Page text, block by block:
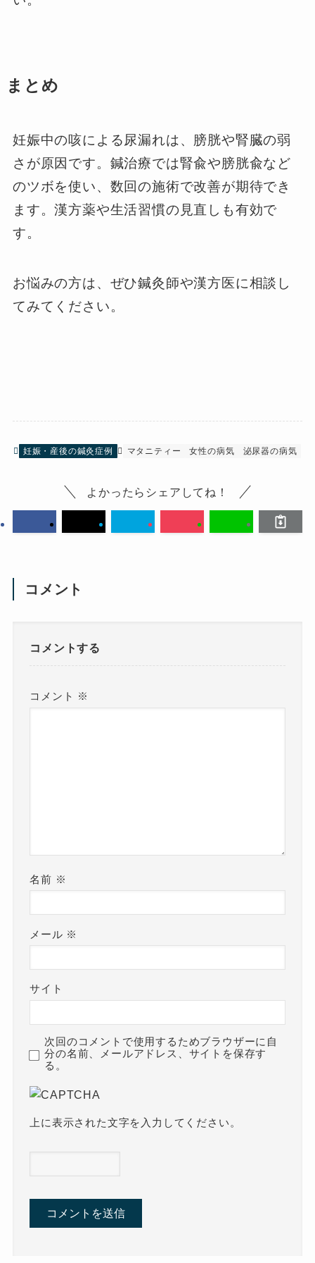
まとめ
妊娠中の咳による尿漏れは、膀胱や腎臓の弱
さが原因です。鍼治療では腎兪や膀胱兪など
のツボを使い、数回の施術で改善が期待でき
ます。漢方薬や生活習慣の見直しも有効で
す。
お悩みの方は、ぜひ鍼灸師や漢方医に相談し
てみてください。
妊娠・産後の鍼灸症例 マタニティー 女性の病気 泌尿器の病気
よかったらシェアしてね！
コメント
コメントする
コメント ※
名前 ※
メール ※
サイト
次回のコメントで使用するためブラウザーに自
分の名前、メールアドレス、サイトを保存す
る。
上に表示された文字を入力してください。